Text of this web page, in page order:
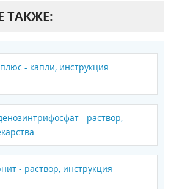
ТАКЖЕ:
- капли, инструкция
- раствор,
- раствор, инструкция